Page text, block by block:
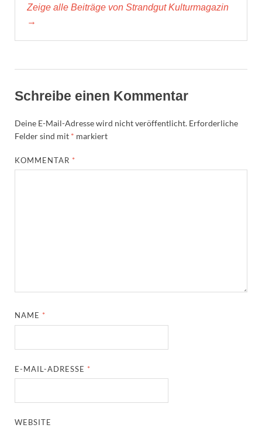
Zeige alle Beiträge von Strandgut Kulturmagazin
→
Schreibe einen Kommentar
Deine E-Mail-Adresse wird nicht veröffentlicht. Erforderliche
Felder sind mit * markiert
KOMMENTAR *
NAME *
E-MAIL-ADRESSE *
WEBSITE